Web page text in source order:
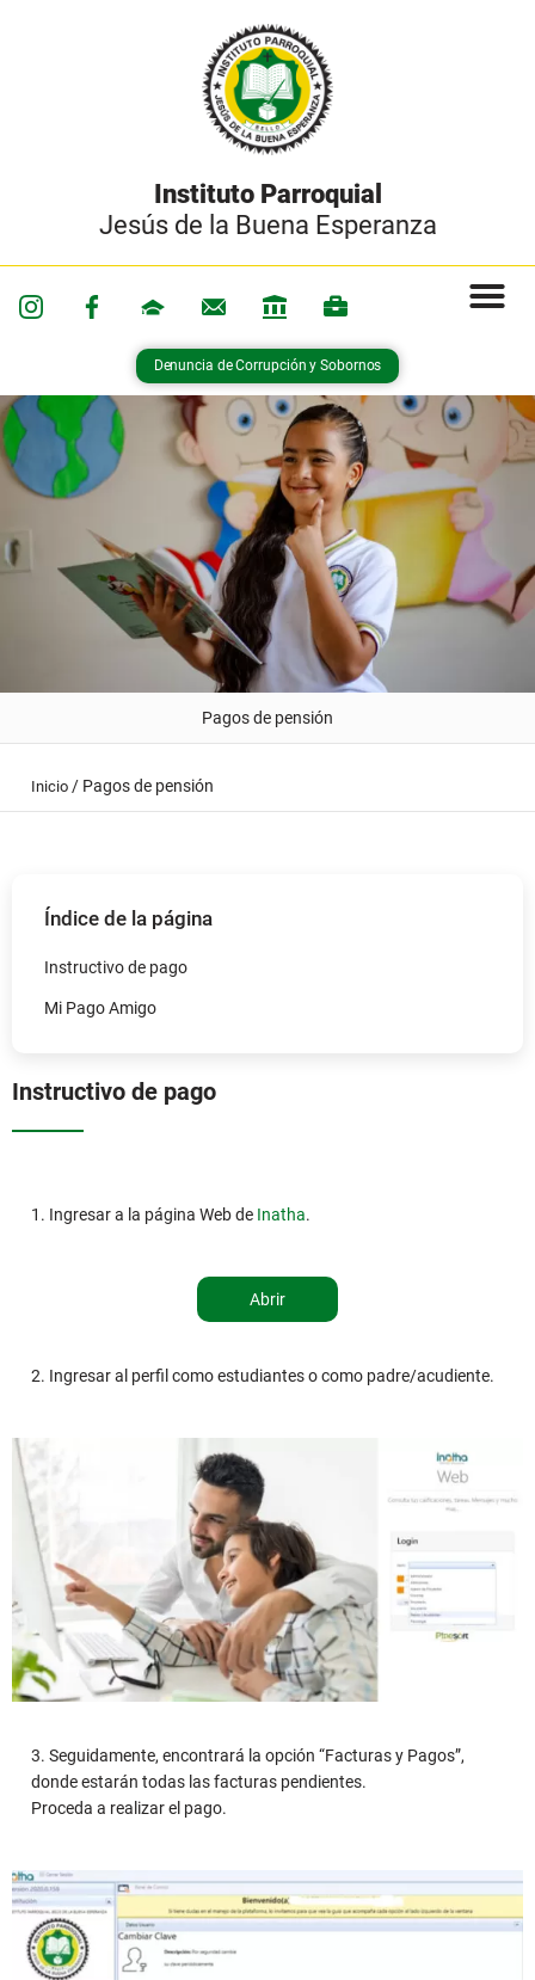
Instituto Parroquial
Jesús de la Buena Esperanza
Denuncia de Corrupción y Sobornos
Pagos de pensión
Inicio / Pagos de pensión
Índice de la página
Instructivo de pago
Mi Pago Amigo
Instructivo de pago
1. Ingresar a la página Web de Inatha.
Abrir
2. Ingresar al perfil como estudiantes o como padre/acudiente.
3. Seguidamente, encontrará la opción “Facturas y Pagos”,
donde estarán todas las facturas pendientes.
Proceda a realizar el pago.